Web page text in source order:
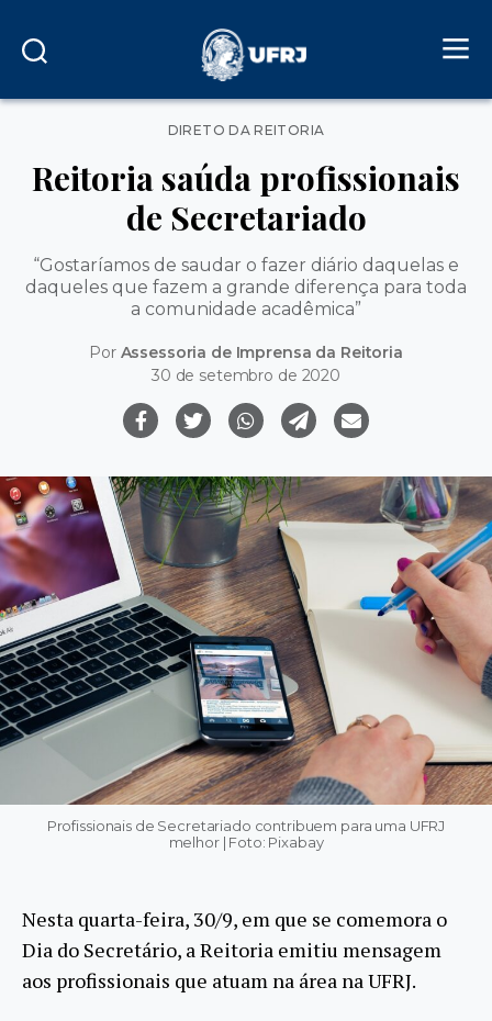
Categorias
DIRETO DA REITORIA
Reitoria saúda profissionais
de Secretariado
“Gostaríamos de saudar o fazer diário daquelas e
daqueles que fazem a grande diferença para toda
a comunidade acadêmica”
Por Assessoria de Imprensa da Reitoria
30 de setembro de 2020
Profissionais de Secretariado contribuem para uma UFRJ
melhor | Foto: Pixabay
Nesta quarta-feira, 30/9, em que se comemora o
Dia do Secretário, a Reitoria emitiu mensagem
aos profissionais que atuam na área na UFRJ.